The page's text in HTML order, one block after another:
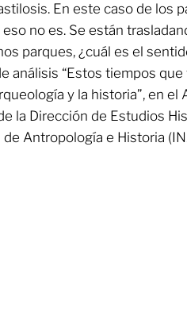
En este caso de los
no es. Se están
parques, ¿cuál es el
análisis “Estos tiempos
y la historia”, en
la Dirección de Estudios
Antropología e Historia